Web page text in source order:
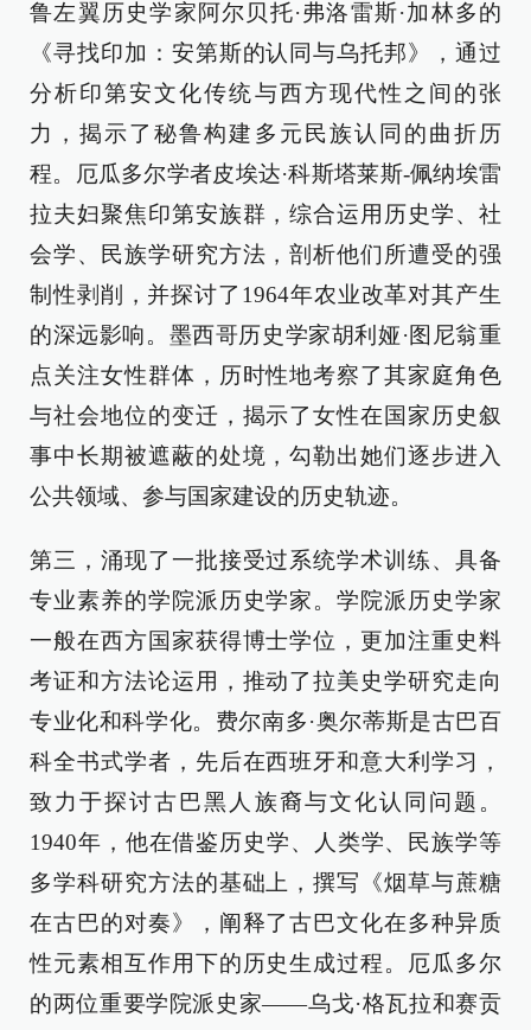
鲁左翼历史学家阿尔贝托·弗洛雷斯·加林多的
《寻找印加：安第斯的认同与乌托邦》，通过
分析印第安文化传统与西方现代性之间的张
力，揭示了秘鲁构建多元民族认同的曲折历
程。厄瓜多尔学者皮埃达·科斯塔莱斯-佩纳埃雷
拉夫妇聚焦印第安族群，综合运用历史学、社
会学、民族学研究方法，剖析他们所遭受的强
制性剥削，并探讨了1964年农业改革对其产生
的深远影响。墨西哥历史学家胡利娅·图尼翁重
点关注女性群体，历时性地考察了其家庭角色
与社会地位的变迁，揭示了女性在国家历史叙
事中长期被遮蔽的处境，勾勒出她们逐步进入
公共领域、参与国家建设的历史轨迹。
第三，涌现了一批接受过系统学术训练、具备
专业素养的学院派历史学家。学院派历史学家
一般在西方国家获得博士学位，更加注重史料
考证和方法论运用，推动了拉美史学研究走向
专业化和科学化。费尔南多·奥尔蒂斯是古巴百
科全书式学者，先后在西班牙和意大利学习，
致力于探讨古巴黑人族裔与文化认同问题。
1940年，他在借鉴历史学、人类学、民族学等
多学科研究方法的基础上，撰写《烟草与蔗糖
在古巴的对奏》，阐释了古巴文化在多种异质
性元素相互作用下的历史生成过程。厄瓜多尔
的两位重要学院派史家——乌戈·格瓦拉和赛贡